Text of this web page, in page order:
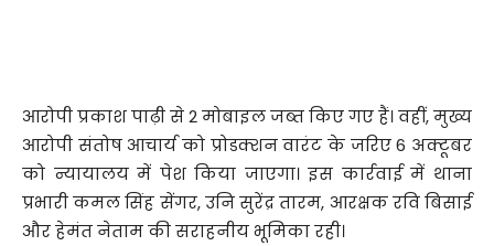
आरोपी प्रकाश पाढ़ी से 2 मोबाइल जब्त किए गए हैं। वहीं, मुख्य
आरोपी संतोष आचार्य को प्रोडक्शन वारंट के जरिए 6 अक्टूबर
को न्यायालय में पेश किया जाएगा। इस कार्रवाई में थाना
प्रभारी कमल सिंह सेंगर, उनि सुरेंद्र तारम, आरक्षक रवि बिसाई
और हेमंत नेताम की सराहनीय भूमिका रही।